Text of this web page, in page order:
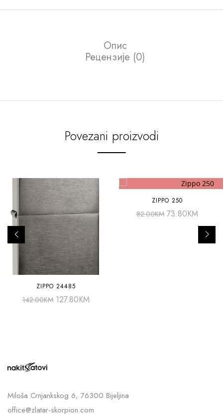
Опис
Рецензије (0)
Povezani proizvodi
ZIPPO 24485
142.00KM 127.80KM
ZIPPO 250
82.00KM 73.80KM
Miloša Crnjankskog 6, 76300 Bijeljina
office@zlatar-skorpion.com